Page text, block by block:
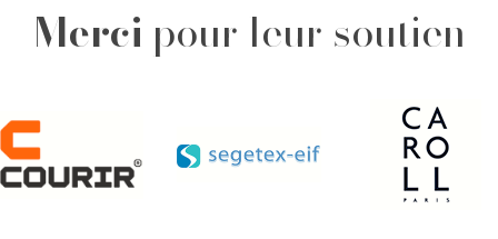
Merci pour leur soutien